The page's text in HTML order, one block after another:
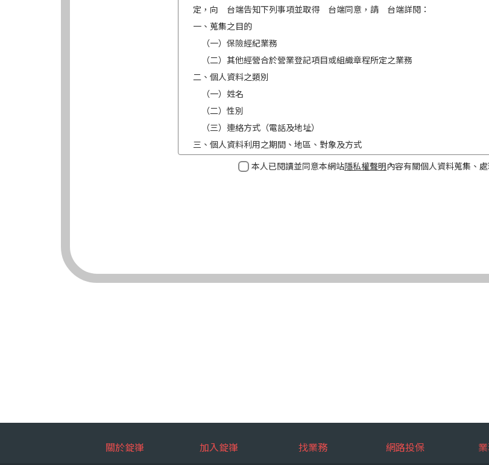
定，向 台端告知下列事項並取得 台端同意，請 台端詳閱：
一、蒐集之目的
（一）保險經紀業務
（二）其他經營合於營業登記項目或組織章程所定之業務
二、個人資料之類別
（一）姓名
（二）性別
（三）連絡方式（電話及地址）
三、個人資料利用之期間、地區、對象及方式
（一）期間：蒐集之目的存續期間及依法令規定應為保存之期間。
如：台端得自由選擇提供個人資料，惟如不提供或提供不完整時，基於蒐
本人已閱讀並同意本網站隱私權聲明內容有關個人資料蒐集、
關於錠嵂 加入錠嵂 找業務 網路投保